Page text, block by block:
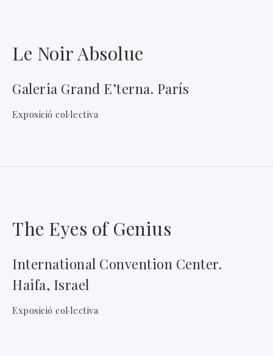
Le Noir Absolue
Galeria Grand E’terna. París
Exposició col·lectiva
The Eyes of Genius
International Convention Center.
Haifa, Israel
Exposició col·lectiva